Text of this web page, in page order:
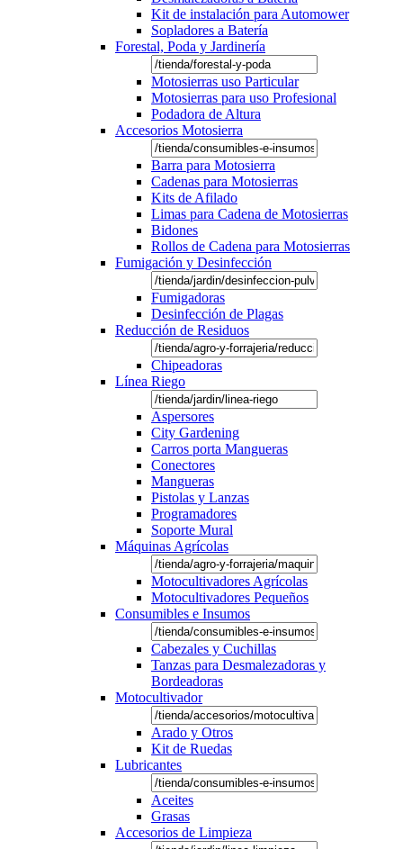
Kit de instalación para Automower
Sopladores a Batería
Forestal, Poda y Jardinería
Motosierras uso Particular
Motosierras para uso Profesional
Podadora de Altura
Accesorios Motosierra
Barra para Motosierra
Cadenas para Motosierras
Kits de Afilado
Limas para Cadena de Motosierras
Bidones
Rollos de Cadena para Motosierras
Fumigación y Desinfección
Fumigadoras
Desinfección de Plagas
Reducción de Residuos
Chipeadoras
Línea Riego
Aspersores
City Gardening
Carros porta Mangueras
Conectores
Mangueras
Pistolas y Lanzas
Programadores
Soporte Mural
Máquinas Agrícolas
Motocultivadores Agrícolas
Motocultivadores Pequeños
Consumibles e Insumos
Cabezales y Cuchillas
Tanzas para Desmalezadoras y
Bordeadoras
Motocultivador
Arado y Otros
Kit de Ruedas
Lubricantes
Aceites
Grasas
Accesorios de Limpieza